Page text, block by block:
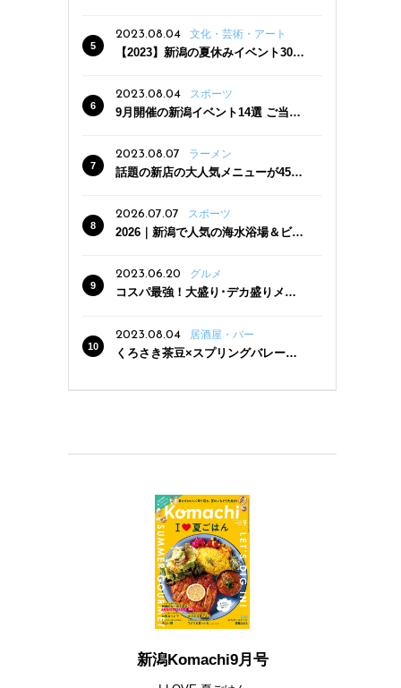
2023.08.04
文化・芸術・アート
【2023】新潟の夏休みイベント30
2023.08.04
スポーツ
9月開催の新潟イベント14選 ご当地
2023.08.07 ラーメン
話題の新店の大人気メニューが450
クーポン登場
2026.07.07 スポーツ
2026｜新潟で人気の海水浴場＆ビー
2023.06.20
グルメ
コスパ最強！大盛り･デカ盛りメニ
2023.08.04
居酒屋・バー
くろさき茶豆×スプリングバレー豊
新潟Komachi9月号